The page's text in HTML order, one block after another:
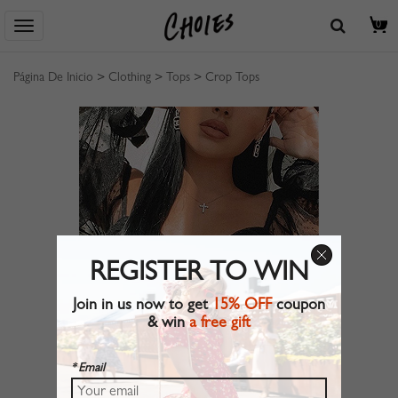
0
Página De Inicio > Clothing > Tops > Crop Tops
REGISTER TO WIN
Join in us now to get15% OFFcoupon
& wina free gift
* Email